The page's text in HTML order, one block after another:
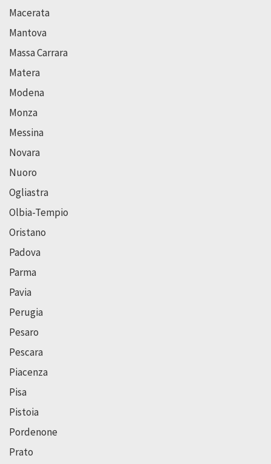
Macerata
Mantova
Massa Carrara
Matera
Modena
Monza
Messina
Novara
Nuoro
Ogliastra
Olbia-Tempio
Oristano
Padova
Parma
Pavia
Perugia
Pesaro
Pescara
Piacenza
Pisa
Pistoia
Pordenone
Prato